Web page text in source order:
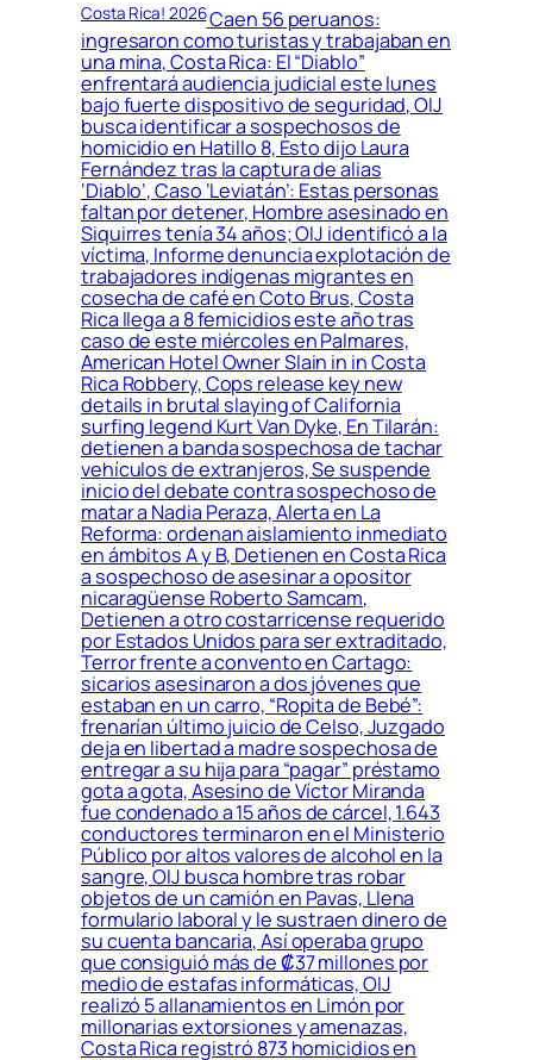
Costa Rica! 2026Caen 56 peruanos:
ingresaron como turistas y trabajaban en
una mina, Costa Rica: El “Diablo”
enfrentará audiencia judicial este lunes
bajo fuerte dispositivo de seguridad, OIJ
busca identificar a sospechosos de
homicidio en Hatillo 8, Esto dijo Laura
Fernández tras la captura de alias
‘Diablo’, Caso ‘Leviatán’: Estas personas
faltan por detener, Hombre asesinado en
Siquirres tenía 34 años; OIJ identificó a la
víctima, Informe denuncia explotación de
trabajadores indígenas migrantes en
cosecha de café en Coto Brus, Costa
Rica llega a 8 femicidios este año tras
caso de este miércoles en Palmares,
American Hotel Owner Slain in in Costa
Rica Robbery, Cops release key new
details in brutal slaying of California
surfing legend Kurt Van Dyke, En Tilarán:
detienen a banda sospechosa de tachar
vehículos de extranjeros, Se suspende
inicio del debate contra sospechoso de
matar a Nadia Peraza, Alerta en La
Reforma: ordenan aislamiento inmediato
en ámbitos A y B, Detienen en Costa Rica
a sospechoso de asesinar a opositor
nicaragüense Roberto Samcam,
Detienen a otro costarricense requerido
por Estados Unidos para ser extraditado,
Terror frente a convento en Cartago:
sicarios asesinaron a dos jóvenes que
estaban en un carro, “Ropita de Bebé”:
frenarían último juicio de Celso, Juzgado
deja en libertad a madre sospechosa de
entregar a su hija para “pagar” préstamo
gota a gota, Asesino de Víctor Miranda
fue condenado a 15 años de cárcel, 1.643
conductores terminaron en el Ministerio
Público por altos valores de alcohol en la
sangre, OIJ busca hombre tras robar
objetos de un camión en Pavas, Llena
formulario laboral y le sustraen dinero de
su cuenta bancaria, Así operaba grupo
que consiguió más de ₡37 millones por
medio de estafas informáticas, OIJ
realizó 5 allanamientos en Limón por
millonarias extorsiones y amenazas,
Costa Rica registró 873 homicidios en